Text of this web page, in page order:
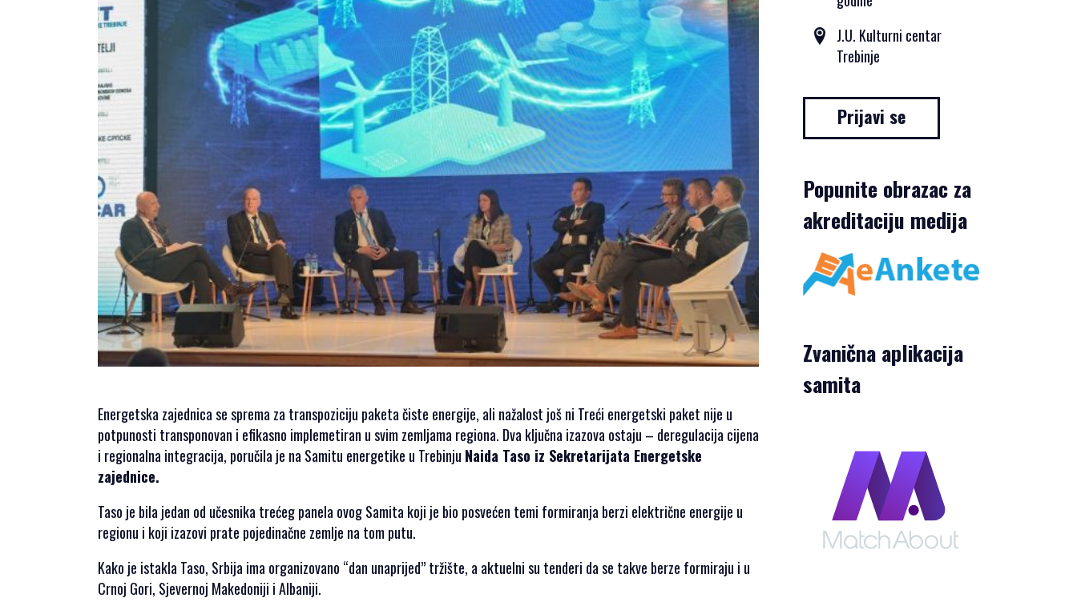
AKREDITACIJA
POKROVITELJI I
POKROVITELJI I
POKROVITELJI I
POKROVITELJI I
POKROVITELJI I
POKROVITELJI I
Energetska zajednica se sprema za transpoziciju paketa čiste energije, ali nažalost još ni Treći energetski paket nije u
potpunosti transponovan i efikasno implemetiran u svim zemljama regiona. Dva ključna izazova ostaju – deregulacija cijena
i regionalna integracija, poručila je na Samitu energetike u Trebinju Naida Taso iz Sekretarijata Energetske
zajednice.
Taso je bila jedan od učesnika trećeg panela ovog Samita koji je bio posvećen temi formiranja berzi električne energije u
regionu i koji izazovi prate pojedinačne zemlje na tom putu.
Kako je istakla Taso, Srbija ima organizovano “dan unaprijed” tržište, a aktuelni su tenderi da se takve berze formiraju i u
Crnoj Gori, Sjevernoj Makedoniji i Albaniji.
J.U. Kulturni centar
Trebinje
Prijavi se
Popunite obrazac za
akreditaciju medija
Zvanična aplikacija
samita